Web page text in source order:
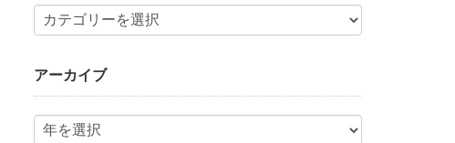
アーカイブ